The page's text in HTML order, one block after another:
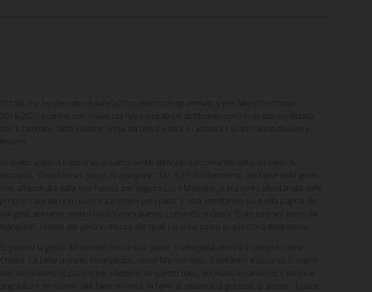
Il titolo che ho pensato di dare al documento programmatico per l’anno pastorale
2019/2020 esprime con chiarezza l’idea ispiratrice: dobbiamo porci in diretta continuità
con il cammino fatto insieme ormai da ben tre anni. Ci aspetta il quarto anno da vivere
insieme.
In quello appena trascorso ci siamo sentiti stimolati dal comando dato da Gesù ai
discepoli,
“Date loro voi stessi da mangiare”
(Mc 6,37), in riferimento alla fame della gente
che, affascinata dalla sua Parola, per seguire Lui, il Maestro, si era tanto allontanata dalle
proprie case da non riuscire a tornarvi per i pasti. E così, meditando su quella pagina del
Vangelo, abbiamo sentito rivolto a noi questo comando di Gesù: “Date loro voi stessi da
mangiare”, riferito alle genti in mezzo alle quali Lui ci ha posto in quest’ora della storia.
Sì, perché la gente del mondo con la sua “fame” ci interpella ancora e sempre, come
Chiesa: La fame di pane, innanzitutto, certo! Ma non solo. E nell’anno trascorso ci siamo
dati abbondanti occasioni per riflettere su questo dato, declinato in vari modi e da varie
angolature, pensiamo alla fame di verità, la fame di umanità, di giustizia, di amore, di pace…